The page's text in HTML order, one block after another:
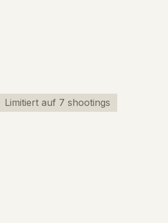
Limitiert auf 7 shootings